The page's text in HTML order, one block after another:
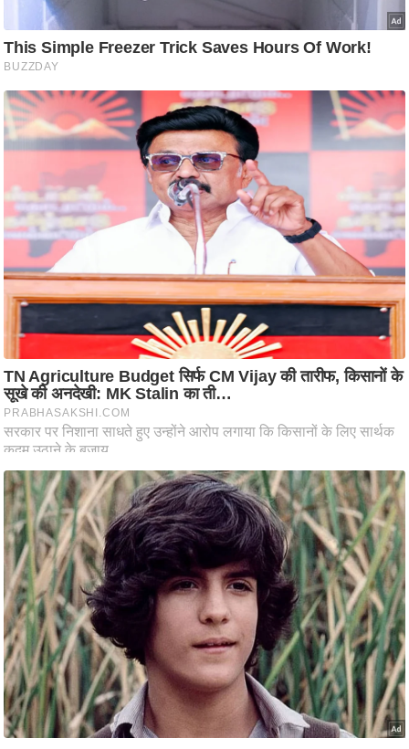
म
यि
क
मा
तृ
मि
स्तं
भ
ए
म
आ
र
.
आ
ई
चा
य
प
र
स
मी
क्षा
ध
र्म
ज्यो
ति